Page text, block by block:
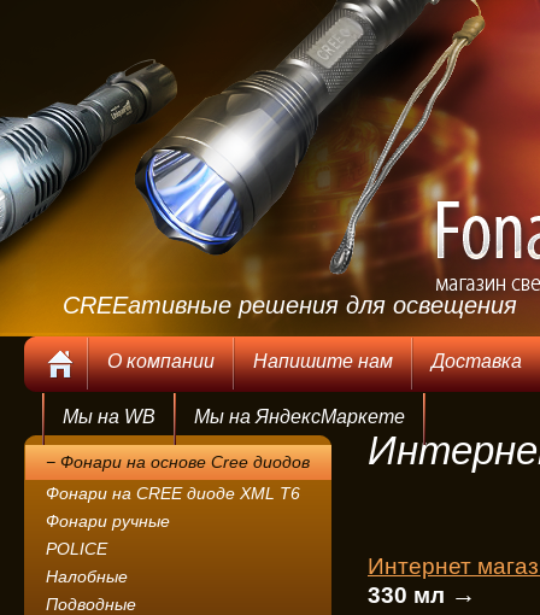
CREEативные решения для освещения
.
О компании Напишите нам Доставка
Мы на WB Мы на ЯндексМаркете
− Фонари на основе Cree диодов
Фонари на CREE диоде XML T6
Фонари ручные
POLICE
Налобные
Подводные
Интернет
330 мл →